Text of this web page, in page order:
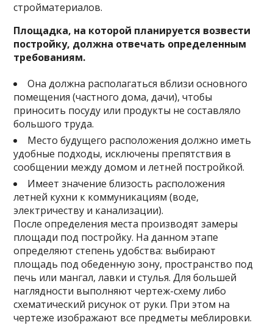
стройматериалов.
Площадка, на которой планируется возвести
постройку, должна отвечать определенным
требованиям.
Она должна располагаться вблизи основного
помещения (частного дома, дачи), чтобы
приносить посуду или продукты не составляло
большого труда.
Место будущего расположения должно иметь
удобные подходы, исключены препятствия в
сообщении между домом и летней постройкой.
Имеет значение близость расположения
летней кухни к коммуникациям (воде,
электричеству и канализации).
После определения места производят замеры
площади под постройку. На данном этапе
определяют степень удобства: выбирают
площадь под обеденную зону, пространство под
печь или мангал, лавки и стулья. Для большей
наглядности выполняют чертеж-схему либо
схематический рисунок от руки. При этом на
чертеже изображают все предметы меблировки.